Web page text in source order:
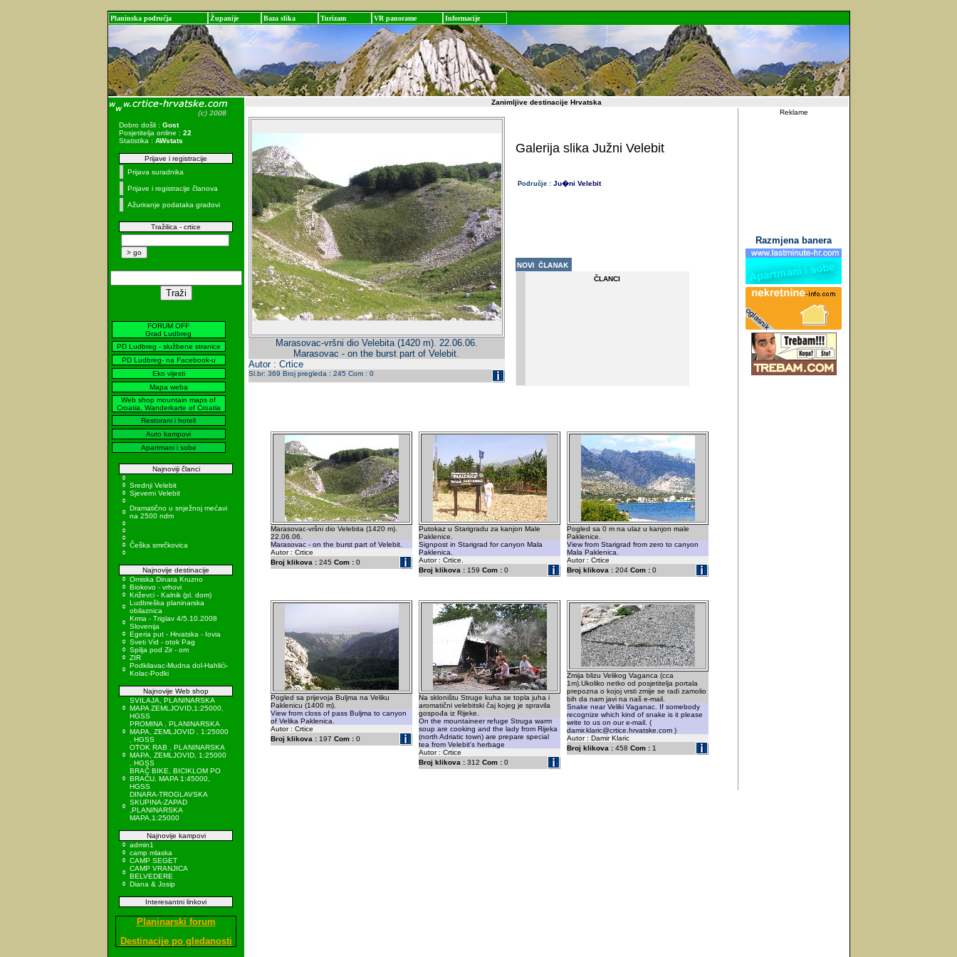
Planinska područja Županije Baza slika Turizam VR panorame Informacije
Dobro došli : Gost
Posjetitelja online : 22
Statistika : AWstats
Prijave i registracije
Prijava suradnika
Prijave i registracije članova
Ažuriranje podataka gradovi
Tražilica - crtice
FORUM OFF
Grad Ludbreg
PD Ludbreg - službene stranice
PD Ludbreg- na Facebook-u
Eko vijesti
Mapa weba
Web shop mountain maps of
Croatia, Wanderkarte of Croatia
Restorani i hoteli
Auto kampovi
Apartmani i sobe
Najnoviji članci
Srednji Velebit
Sjeverni Velebit
Dramatično u snježnoj mećavi
na 2500 ndm
Češka smrčkovica
Najnovije destinacije
Omiska Dinara Kruzno
Biokovo - vrhovi
Križevci - Kalnik (pl. dom)
Ludbreška planinarska
obilaznica
Krma - Triglav 4/5.10.2008
Slovenija
Egeria put - Hrvatska - Iovia
Sveti Vid - otok Pag
Spilja pod Zir - om
ZIR
Podkilavac-Mudna dol-Hahlići-
Kolac-Podki
Najnovije Web shop
SVILAJA, PLANINARSKA
MAPA ZEMLJOVID,1:25000,
HGSS
PROMINA , PLANINARSKA
MAPA, ZEMLJOVID , 1:25000
, HGSS
OTOK RAB , PLANINARSKA
MAPA, ZEMLJOVID, 1:25000
, HGSS
BRAČ BIKE, BICIKLOM PO
BRAČU, MAPA 1:45000,
HGSS
DINARA-TROGLAVSKA
SKUPINA-ZAPAD
,PLANINARSKA
MAPA,1:25000
Najnovije kampovi
admin1
camp mlaska
CAMP SEGET
CAMP VRANJICA
BELVEDERE
Diana & Josip
Interesantni linkovi
Planinarski forum
Destinacije po gledanosti
Zanimljive destinacije Hrvatska
Marasovac-vršni dio Velebita (1420 m). 22.06.06.
Marasovac - on the burst part of Velebit.
Autor : Crtice
Sl.br: 369 Broj pregleda : 245 Com : 0
Galerija slika Južni Velebit
Područje : Ju�ni Velebit
ČLANCI
Marasovac-vršni dio Velebita (1420 m).
22.06.06.
Marasovac - on the burst part of Velebit.
Autor : Crtice
Broj klikova : 245 Com : 0
Putokaz u Starigradu za kanjon Male
Paklenice.
Signpost in Starigrad for canyon Mala
Paklenica.
Autor : Crtice.
Broj klikova : 159 Com : 0
Pogled sa 0 m na ulaz u kanjon male
Paklenice.
View from Starigrad from zero to canyon
Mala Paklenica.
Autor : Crtice
Broj klikova : 204 Com : 0
Pogled sa prijevoja Buljma na Veliku
Paklenicu (1400 m).
View from closs of pass Buljma to canyon
of Velika Paklenica.
Autor : Crtice
Broj klikova : 197 Com : 0
Na skloništu Struge kuha se topla juha i
aromatični velebitski čaj kojeg je spravila
gospođa iz Rijeke.
On the mountaineer refuge Struga warm
soup are cooking and the lady from Rijeka
(north Adriatic town) are prepare special
tea from Velebit's herbage
Autor : Crtice
Broj klikova : 312 Com : 0
Zmija blizu Velikog Vaganca (cca
1m).Ukoliko netko od posjetitelja portala
prepozna o kojoj vrsti zmije se radi zamolio
bih da nam javi na naš e-mail.
Snake near Veliki Vaganac. If somebody
recognize which kind of snake is it please
write to us on our e-mail. (
damir.klaric@crtice.hrvatske.com )
Autor : Damir Klaric
Broj klikova : 458 Com : 1
Reklame
Razmjena banera